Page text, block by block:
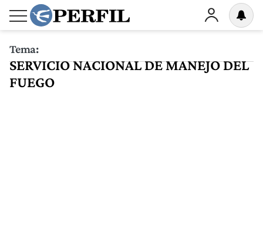
Tema:
SERVICIO NACIONAL DE MANEJO DEL
FUEGO